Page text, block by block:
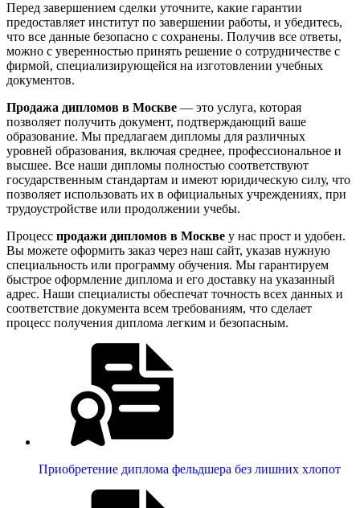
Перед завершением сделки уточните, какие гарантии
предоставляет институт по завершении работы, и убедитесь,
что все данные безопасно с сохранены. Получив все ответы,
можно с уверенностью принять решение о сотрудничестве с
фирмой, специализирующейся на изготовлении учебных
документов.
Продажа дипломов в Москве — это услуга, которая
позволяет получить документ, подтверждающий ваше
образование. Мы предлагаем дипломы для различных
уровней образования, включая среднее, профессиональное и
высшее. Все наши дипломы полностью соответствуют
государственным стандартам и имеют юридическую силу, что
позволяет использовать их в официальных учреждениях, при
трудоустройстве или продолжении учебы.
Процесс продажи дипломов в Москве у нас прост и удобен.
Вы можете оформить заказ через наш сайт, указав нужную
специальность или программу обучения. Мы гарантируем
быстрое оформление диплома и его доставку на указанный
адрес. Наши специалисты обеспечат точность всех данных и
соответствие документа всем требованиям, что сделает
процесс получения диплома легким и безопасным.
Приобретение диплома фельдшера без лишних хлопот